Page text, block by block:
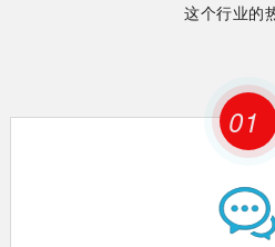
这个行业的
01